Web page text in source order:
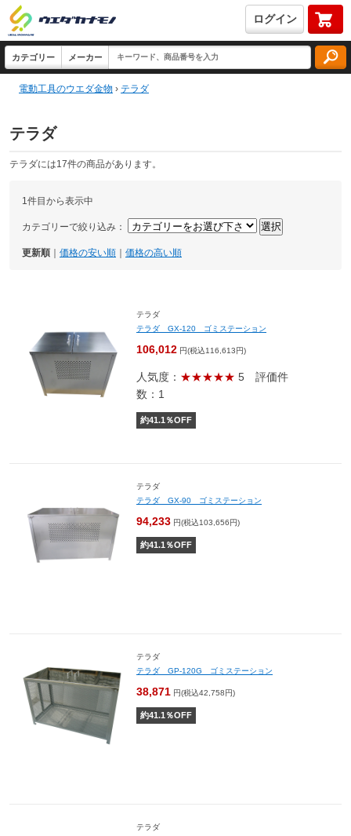
ログイン
電動工具のウエダ金物 › テラダ
テラダ
テラダには17件の商品があります。
1件目から表示中
カテゴリーで絞り込み：
更新順 価格の安い順 価格の高い順
テラダ
テラダ GX-120 ゴミステーション
106,012 円(税込116,613円)
人気度： ★★★★★ 5 評価件
数：1
約41.1 ％OFF
テラダ
テラダ GX-90 ゴミステーション
94,233 円(税込103,656円)
約41.1 ％OFF
テラダ
テラダ GP-120G ゴミステーション
38,871 円(税込42,758円)
約41.1 ％OFF
テラダ